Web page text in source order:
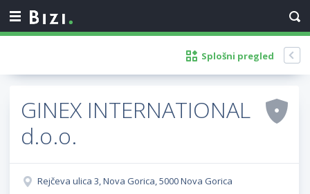
Splošni pregled
GINEX INTERNATIONAL
d.o.o.
Rejčeva ulica 3, Nova Gorica, 5000 Nova Gorica